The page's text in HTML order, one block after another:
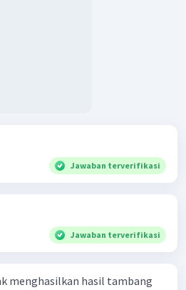
Jawaban terverifikasi
Jawaban terverifikasi
menghasilkan hasil tambang